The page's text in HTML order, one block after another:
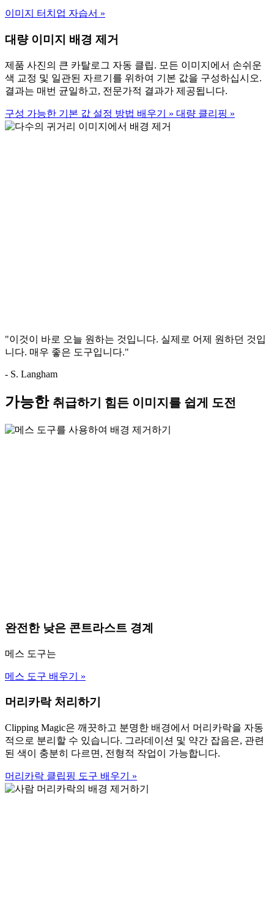
이미지 터치업 자습서 »
대량 이미지 배경 제거
제품 사진의 큰 카탈로그 자동 클립. 모든 이미지에서 손쉬운
색 교정 및 일관된 자르기를 위하여 기본 값을 구성하십시오.
결과는 매번 균일하고, 전문가적 결과가 제공됩니다.
구성 가능한 기본 값 설정 방법 배우기 » 대량 클리핑 »
"이것이 바로 오늘 원하는 것입니다. 실제로 어제 원하던 것입
니다. 매우 좋은 도구입니다."
- S. Langham
가능한 취급하기 힘든 이미지를 쉽게 도전
완전한 낮은 콘트라스트 경계
메스 도구는
메스 도구 배우기 »
머리카락 처리하기
Clipping Magic은 깨끗하고 분명한 배경에서 머리카락을 자동
적으로 분리할 수 있습니다. 그라데이션 및 약간 잡음은, 관련
된 색이 충분히 다르면, 전형적 작업이 가능합니다.
머리카락 클립핑 도구 배우기 »